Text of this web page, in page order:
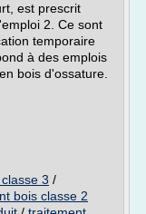
est prescrit
2. Ce sont
temporaire
à des emplois
bois d'ossature.
3 /
bois classe 2